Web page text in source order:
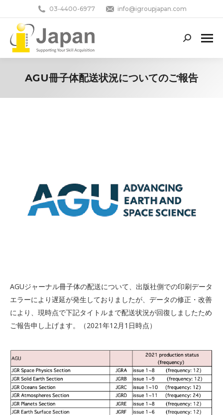
03-4400-6977 info@igroupjapan.com
Search:
AGU冊子体配送状況についてのご報告
AGUジャーナル冊子体の配送について、出版社側での印刷データ
エラーにより遅延が発生しておりましたが、データの修正・改善
により、現時点で下記タイトルまで配送状況が回復しましたため
ご報告申し上げます。（2021年12月1日時点）